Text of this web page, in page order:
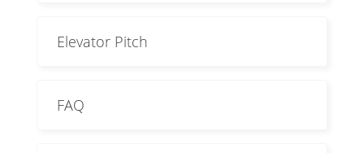
Elevator Pitch
FAQ